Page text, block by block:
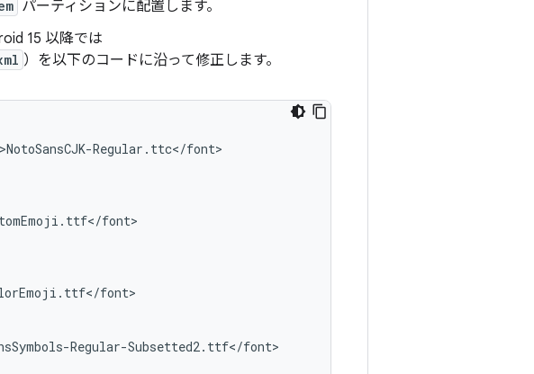
パーティションに配置します。
15 以降では
）を以下のコードに沿って修正します。
>NotoSansCJK-Regular . ttc</font>
. ttf</font>
. ttf</font>
-Regular-Subsetted2. ttf</font>